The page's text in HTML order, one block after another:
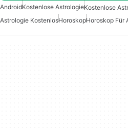
AndroidKostenlose AstrologieKostenlose
Astrologie KostenlosHoroskopHoroskop Für